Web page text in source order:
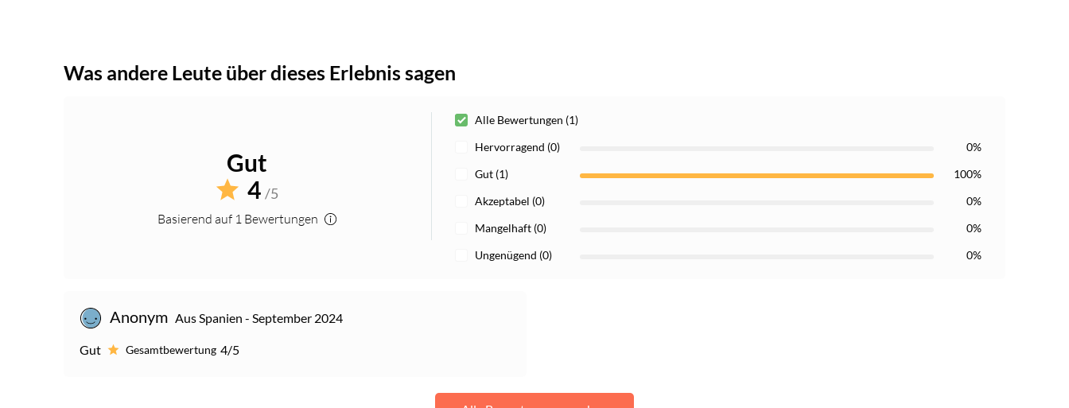
Was andere Leute über dieses Erlebnis sagen
Gut
4 /5
Basierend auf 1 Bewertungen
Alle Bewertungen (1)
Hervorragend (0)
0%
Gut (1)
100%
Akzeptabel (0)
0%
Mangelhaft (0)
0%
Ungenügend (0)
0%
Anonym Aus Spanien - September 2024
Gut Gesamtbewertung 4/5